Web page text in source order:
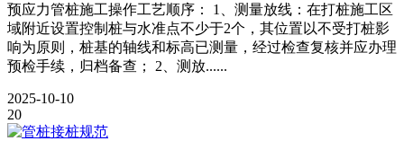
预应力管桩施工操作工艺顺序： 1、测量放线：在打桩施工区
域附近设置控制桩与水准点不少于2个，其位置以不受打桩影
响为原则，桩基的轴线和标高已测量，经过检查复核并应办理
预检手续，归档备查； 2、测放......
2025-10-10
20